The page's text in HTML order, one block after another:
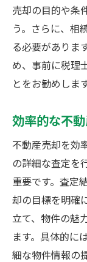
売却の目的や条
う。さらに、相
る必要がありま
め、事前に税理
とをお勧めします
効率的な不
不動産売却を効
の詳細な査定を
重要です。査定
却の目標を明確
立て、物件の魅
ます。具体的に
細な物件情報の